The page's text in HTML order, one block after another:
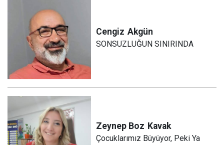
Cengiz Akgün
SONSUZLUĞUN SINIRINDA
Zeynep Boz Kavak
Çocuklarımız Büyüyor, Peki Ya